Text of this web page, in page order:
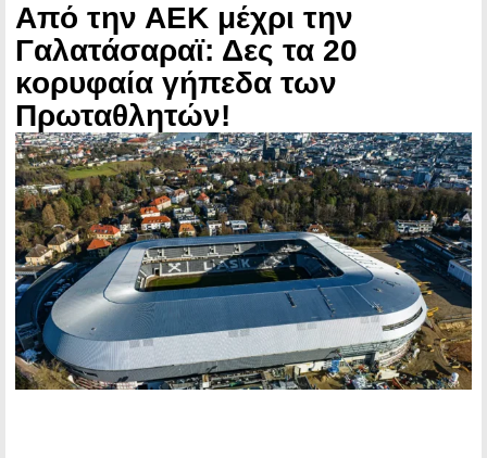
Από την ΑΕΚ μέχρι την
Γαλατάσαραϊ: Δες τα 20
κορυφαία γήπεδα των
Πρωταθλητών!